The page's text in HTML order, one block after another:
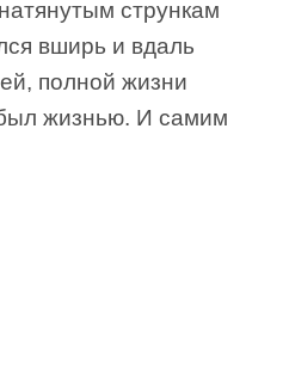
стрункам
вширь и вдаль
полной жизни
жизнью. И самим